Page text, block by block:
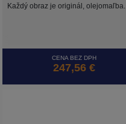
Každý obraz je originál, olejomaľba.
CENA BEZ DPH
247,56 €